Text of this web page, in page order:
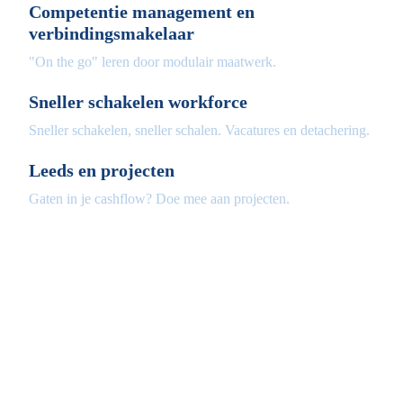
Competentie management en
verbindingsmakelaar
"On the go" leren door modulair maatwerk.
Sneller schakelen workforce
Sneller schakelen, sneller schalen. Vacatures en detachering.
Leeds en projecten
Gaten in je cashflow? Doe mee aan projecten.